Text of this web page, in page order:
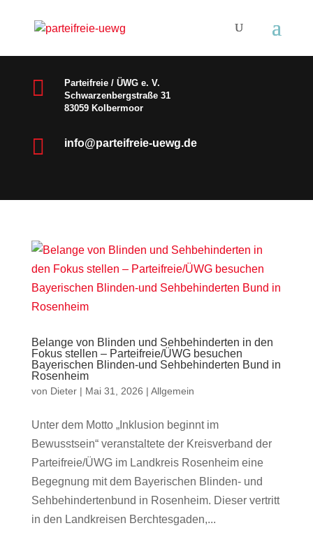

Parteifreie / ÜWG e. V.
Schwarzenbergstraße 31
83059 Kolbermoor
 info@parteifreie-uewg.de
Belange von Blinden und Sehbehinderten in den
Fokus stellen – Parteifreie/ÜWG besuchen
Bayerischen Blinden-und Sehbehinderten Bund in
Rosenheim
von Dieter| Mai 31, 2026 | Allgemein
Unter dem Motto „Inklusion beginnt im
Bewusstsein“ veranstaltete der Kreisverband der
Parteifreie/ÜWG im Landkreis Rosenheim eine
Begegnung mit dem Bayerischen Blinden- und
Sehbehindertenbund in Rosenheim. Dieser vertritt
in den Landkreisen Berchtesgaden,...